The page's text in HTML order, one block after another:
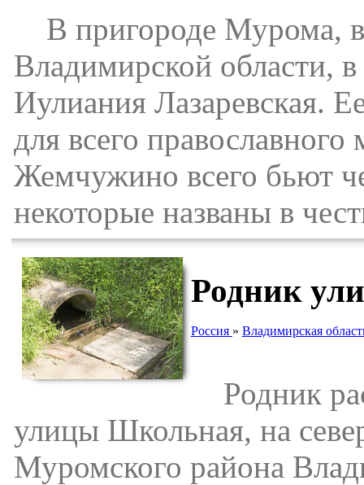
В пригороде Мурома, в
Владимирской области,
Иулиания Лазаревская.
для всего
Жемчужино всего бьют
некоторые названы в
Родник
Россия » Владимирская
Родник
улицы Школьная, на
Муромского района